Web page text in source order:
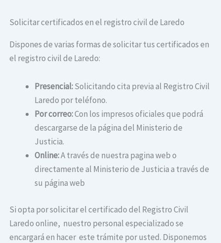
Solicitar certificados en el registro civil de Laredo
Dispones de varias formas de solicitar tus certificados en
el registro civil de Laredo:
Presencial:Solicitando cita previa al Registro Civil
Laredo por teléfono.
Por correo:Con los impresos oficiales que podrá
descargarse de la página del Ministerio de
Justicia.
Online:A través de nuestra pagina web o
directamente al Ministerio de Justicia a través de
su página web
Si opta por solicitar el certificado del Registro Civil
Laredo online, nuestro personal especializado se
encargará en hacer este trámite por usted. Disponemos